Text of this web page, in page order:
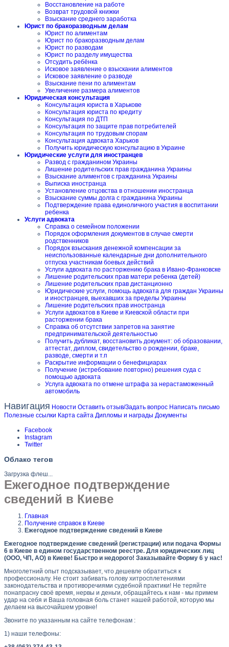
Восстановление на работе
Возврат трудовой книжки
Взыскание среднего заработка
Юрист по бракоразводным делам
Юрист по алиментам
Юрист по бракоразводным делам
Юрист по разводам
Юрист по разделу имущества
Отсудить ребёнка
Исковое заявление о взыскании алиментов
Исковое заявление о разводе
Взыскание пени по алиментам
Увеличение размера алиментов
Юридическая консультация
Консультация юриста в Харькове
Консультация юриста по кредиту
Консультация по ДТП
Консультация по защите прав потребителей
Консультация по трудовым спорам
Консультация адвоката Харьков
Получить юридическую консультацию в Украине
Юридические услуги для иностранцев
Развод с гражданином Украины
Лишение родительских прав гражданина Украины
Взыскание алиментов с гражданина Украины
Выписка иностранца
Установление отцовства в отношении иностранца
Взыскание суммы долга с гражданина Украины
Подтверждение права единоличного участия в воспитании
ребенка
Услуги адвоката
Справка о семейном положении
Порядок оформления документов в случае смерти
родственников
Порядок взыскания денежной компенсации за
неиспользованные календарные дни дополнительного
отпуска участникам боевых действий
Услуги адвоката по расторжению брака в Ивано-Франковске
Лишение родительских прав матери ребенка (детей)
Лишение родительских прав дистанционно
Юридические услуги, помощь адвоката для граждан Украины
и иностранцев, выехавших за пределы Украины
Лишение родительских прав иностранца
Услуги адвокатов в Киеве и Киевской области при
расторжении брака
Справка об отсутствии запретов на занятие
предпринимательской деятельностью
Получить дубликат, восстановить документ: об образовании,
аттестат, диплом, свидетельство о рождении, браке,
разводе, смерти и т.п
Раскрытие информации о бенефициарах
Получение (истребование повторно) решения суда с
помощью адвоката
Услуга адвоката по отмене штрафа за нерастаможенный
автомобиль
Навигация Новости Оставить отзыв/Задать вопрос Написать письмо
Полезные ссылки Карта сайта Дипломы и награды Документы
Facebook
Instagram
Twitter
Облако тегов
Загрузка флеш...
Ежегодное подтверждение
сведений в Киеве
Главная
Получение справок в Киеве
Ежегодное подтверждение сведений в Киеве
Ежегодное подтверждение сведений (регистрации) или подача Формы
6 в Киеве в едином государственном реестре. Для юридических лиц
(ООО, ЧП, АО) в Киеве! Быстро и недорого! Заказывайте Форму 6 у нас!
Многолетний опыт подсказывает, что дешевле обратиться к
профессионалу. Не стоит забивать голову хитросплетениями
законодательства и противоречиями судебной практики! Не теряйте
понапрасну своё время, нервы и деньги, обращайтесь к нам - мы примем
удар на себя и Ваша головная боль станет нашей работой, которую мы
делаем на высочайшем уровне!
Звоните по указанным на сайте телефонам :
1) наши телефоны: